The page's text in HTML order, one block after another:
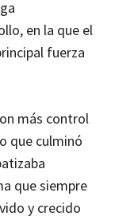
en la que el
fuerza
más control
que culminó
que siempre
y crecido